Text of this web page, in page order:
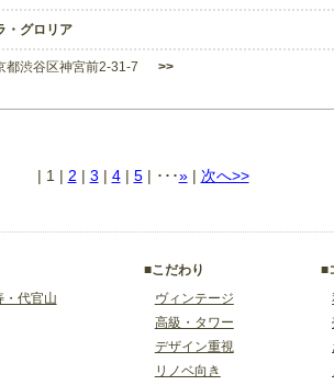
・グロリア
都渋谷区神宮前2-31-7 >>
| 1 | 2 | 3 | 4| 5| ･･･»| 次へ>>
・代官山
■こだわり
ヴィンテージ
高級・タワー
デザイン重視
リノベ向き
■